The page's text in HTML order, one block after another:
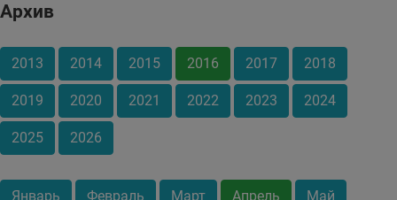
Архив
2013 2014 2015 2016 2017 2018
2019 2020 2021 2022 2023 2024
2025 2026
Январь Февраль Март Апрель Май